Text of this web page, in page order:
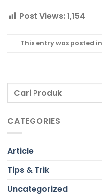
Post Views:1,154
This entry was posted in
CATEGORIES
Article
Tips & Trik
Uncategorized